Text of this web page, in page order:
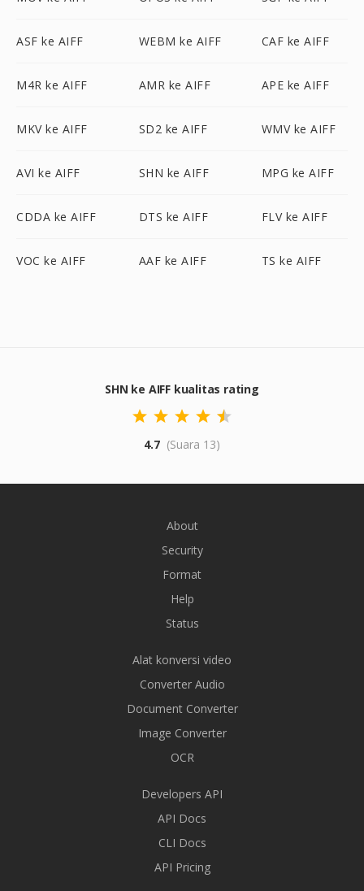
ASF ke AIFF WEBM ke AIFF CAF ke AIFF
M4R ke AIFF AMR ke AIFF APE ke AIFF
MKV ke AIFF SD2 ke AIFF WMV ke AIFF
AVI ke AIFF SHN ke AIFF MPG ke AIFF
CDDA ke AIFF DTS ke AIFF FLV ke AIFF
VOC ke AIFF AAF ke AIFF TS ke AIFF
SHN ke AIFF kualitas rating
4.7 (Suara 13)
About
Security
Format
Help
Status
Alat konversi video
Converter Audio
Document Converter
Image Converter
OCR
Developers API
API Docs
CLI Docs
API Pricing